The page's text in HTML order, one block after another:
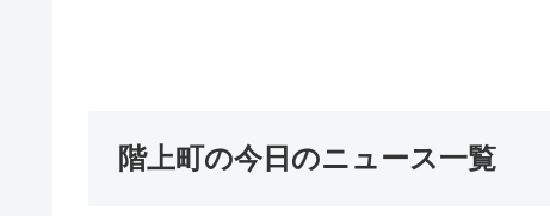
階上町の今日のニュース一覧